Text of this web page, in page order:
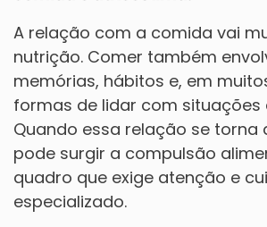
A relação com a comida vai
nutrição. Comer também
memórias, hábitos e, em
formas de lidar com situações
Quando essa relação se torna
pode surgir a compulsão
quadro que exige atenção e
especializado.